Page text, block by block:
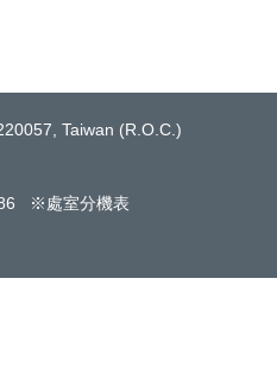
Taiwan (R.O.C.)
※處室分機表